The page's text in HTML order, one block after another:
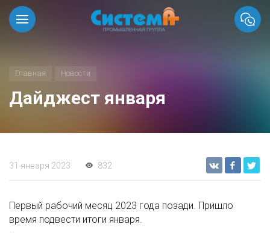
Главная Новости
Дайджест января
31 января 2023 832
Первый рабочий месяц 2023 года позади. Пришло
время подвести итоги января.